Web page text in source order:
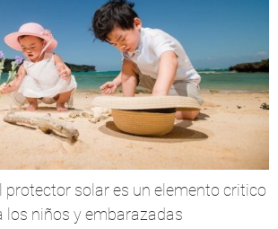
protector solar es un elemento critico
los niños y embarazadas